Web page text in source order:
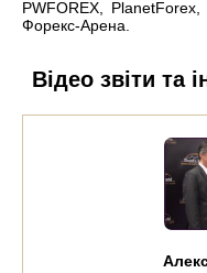
PWFOREX,
Форекс-Арена.
Відео звіти та